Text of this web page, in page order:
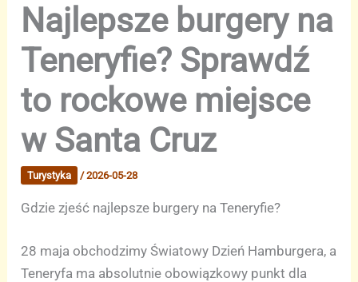
Najlepsze burgery na
Teneryfie? Sprawdź
to rockowe miejsce
w Santa Cruz
Turystyka /2026-05-28
Gdzie zjeść najlepsze burgery na Teneryfie?
28 maja obchodzimy Światowy Dzień Hamburgera, a
Teneryfa ma absolutnie obowiązkowy punkt dla